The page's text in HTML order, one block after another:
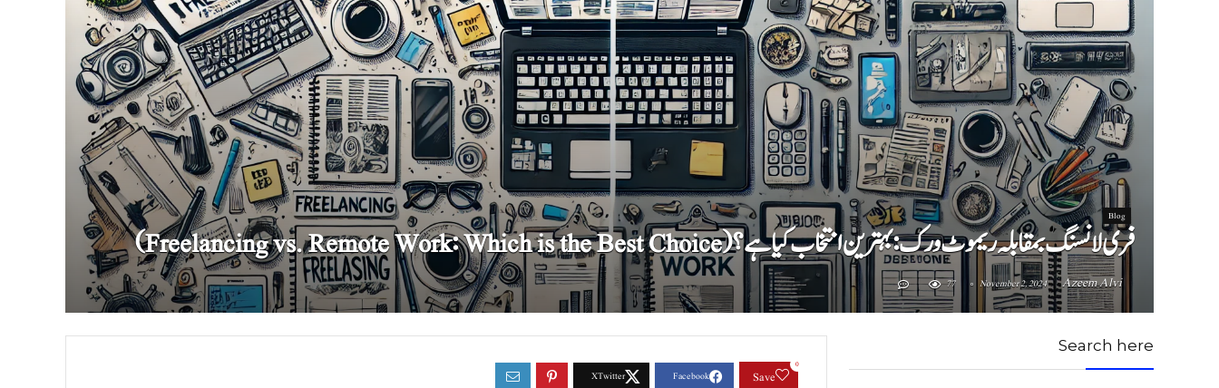
Blog
فری لانسنگ بمقابلہ ریموٹ ورک: بہترین انتخاب کیا ہے؟ (Freelancing vs. Remote Work: Which is the Best Choice)
Azeem Alvi
November 2, 2024
77
Save
0
Search here